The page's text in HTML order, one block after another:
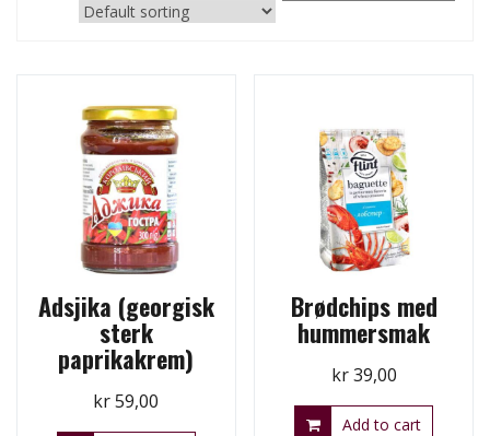
Adsjika (georgisk
sterk
paprikakrem)
kr59,00
Brødchips med
hummersmak
kr39,00
Add to cart